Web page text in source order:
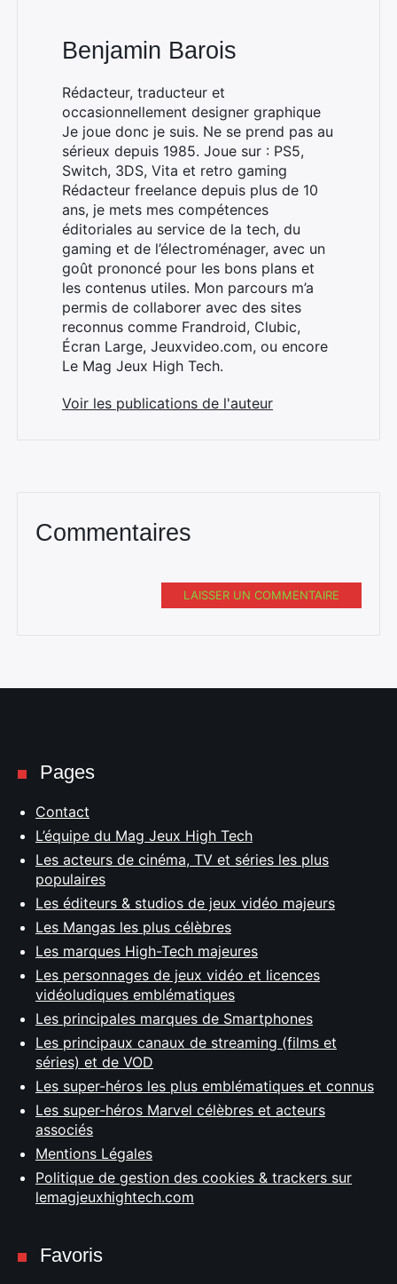
Benjamin Barois
Rédacteur, traducteur et
occasionnellement designer graphique
Je joue donc je suis. Ne se prend pas au
sérieux depuis 1985. Joue sur : PS5,
Switch, 3DS, Vita et retro gaming
Rédacteur freelance depuis plus de 10
ans, je mets mes compétences
éditoriales au service de la tech, du
gaming et de l’électroménager, avec un
goût prononcé pour les bons plans et
les contenus utiles. Mon parcours m’a
permis de collaborer avec des sites
reconnus comme Frandroid, Clubic,
Écran Large, Jeuxvideo.com, ou encore
Le Mag Jeux High Tech.
Voir les publications de l'auteur
Commentaires
LAISSER UN COMMENTAIRE
Pages
Contact
L’équipe du Mag Jeux High Tech
Les acteurs de cinéma, TV et séries les plus
populaires
Les éditeurs & studios de jeux vidéo majeurs
Les Mangas les plus célèbres
Les marques High-Tech majeures
Les personnages de jeux vidéo et licences
vidéoludiques emblématiques
Les principales marques de Smartphones
Les principaux canaux de streaming (films et
séries) et de VOD
Les super-héros les plus emblématiques et connus
Les super-héros Marvel célèbres et acteurs
associés
Mentions Légales
Politique de gestion des cookies & trackers sur
lemagjeuxhightech.com
Favoris